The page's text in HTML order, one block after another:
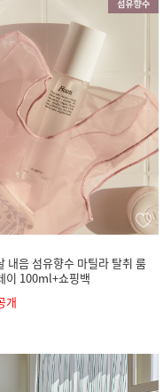
내음 섬유향수 마틸라 탈취 룸
이 100ml+쇼핑백
개